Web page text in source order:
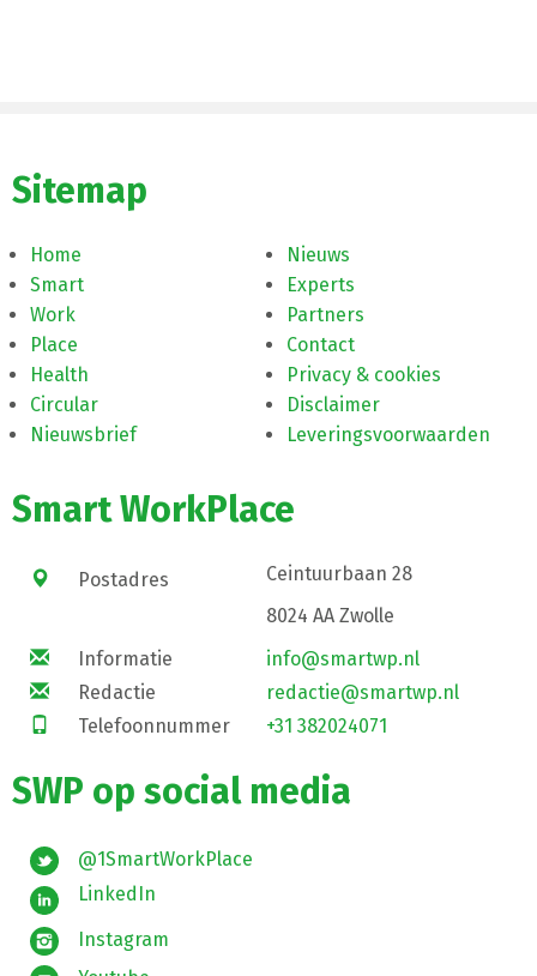
Sitemap
Home
Smart
Work
Place
Health
Circular
Nieuwsbrief
Nieuws
Experts
Partners
Contact
Privacy & cookies
Disclaimer
Leveringsvoorwaarden
Smart WorkPlace
Postadres
Ceintuurbaan 28
8024 AA Zwolle
Informatie
info@smartwp.nl
Redactie
redactie@smartwp.nl
Telefoonnummer
+31 382024071
SWP op social media
@1SmartWorkPlace
LinkedIn
Instagram